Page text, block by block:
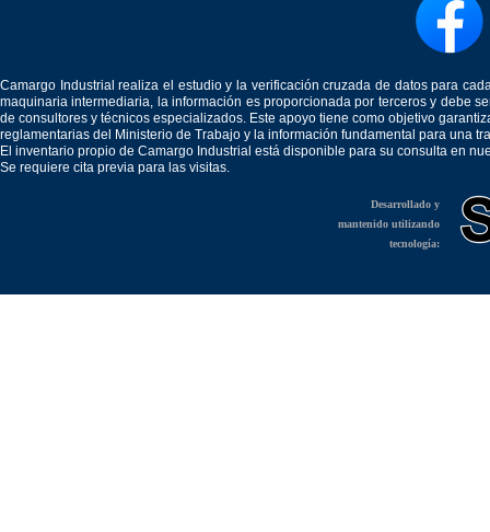
Camargo Industrial realiza el estudio y la verificación cruzada de datos para
maquinaria intermediaria, la información es proporcionada por terceros y debe
de consultores y técnicos especializados. Este apoyo tiene como objetivo
reglamentarias del Ministerio de Trabajo y la información fundamental para una
El inventario propio de Camargo Industrial está disponible para su consulta en
Se requiere cita previa para las visitas.
Desarrollado y
mantenido utilizando
tecnología: